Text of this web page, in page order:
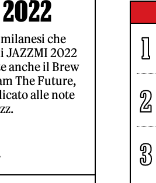
che
JAZZMI 2022
anche il Brew
The Future,
alle note